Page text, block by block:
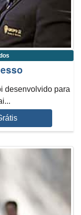
desenvolvido para